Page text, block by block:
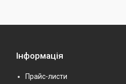
Інформація
Прайс-листи